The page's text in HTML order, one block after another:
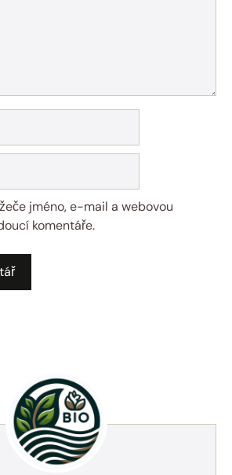
jméno, e-mail a webovou
komentáře.